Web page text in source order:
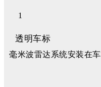
1
透明车标
毫米波雷达系统安装在